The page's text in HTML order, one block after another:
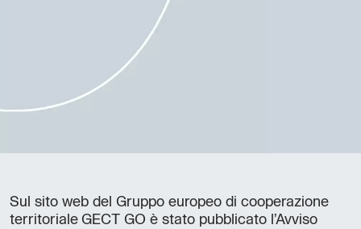
Sul sito web del Gruppo europeo di cooperazione
territoriale GECT GO è stato pubblicato l’Avviso